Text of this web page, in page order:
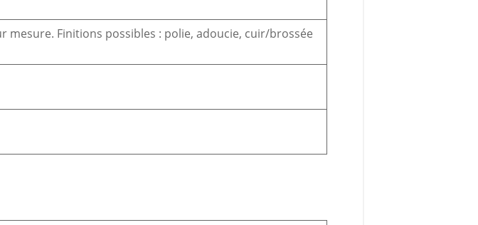
mesure. Finitions possibles : polie, adoucie, cuir/brossée